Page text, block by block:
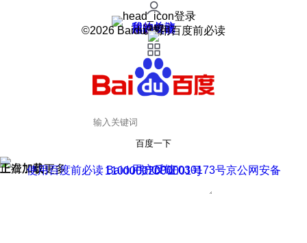
登录
我的关注
我的收藏
皮肤中心
用户反馈
设置
©2026 Baidu 使用百度前必读
百度一下
正在加载
上滑加载更多 用户反馈
使用百度前必读 Baidu 京ICP证030173号
京公网安备11000002000001号